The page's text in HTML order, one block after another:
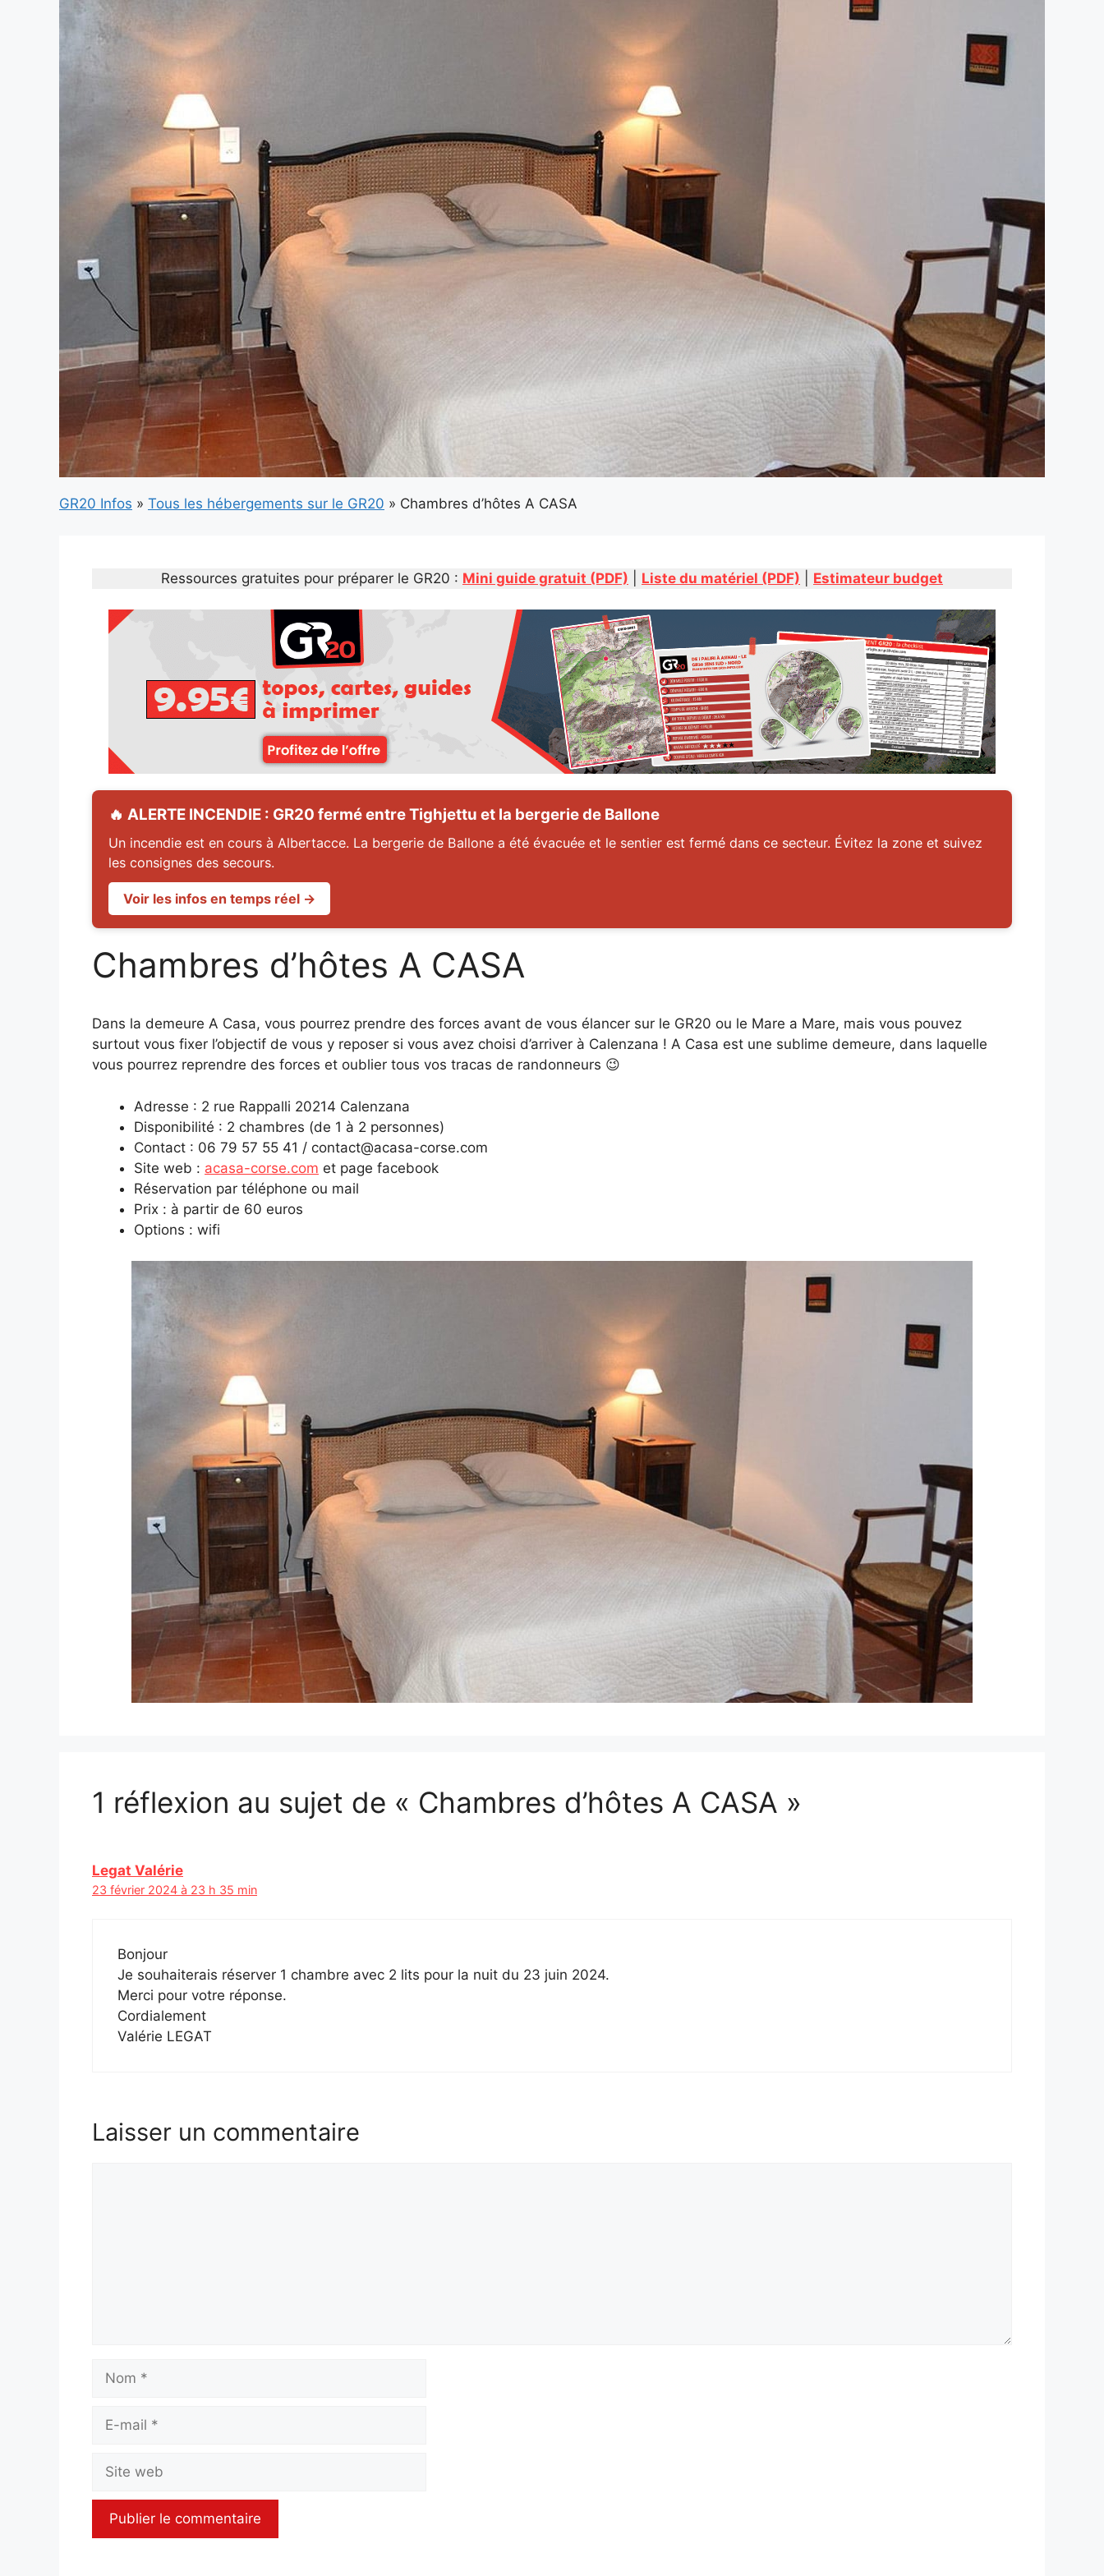
GR20 Infos » Tous les hébergements sur le GR20 » Chambres d’hôtes A CASA
Ressources gratuites pour préparer le GR20 : Mini guide gratuit (PDF) Liste du matériel (PDF) Estimateur budget
🔥 ALERTE INCENDIE : GR20 fermé entre Tighjettu et la bergerie de Ballone
Un incendie est en cours à Albertacce. La bergerie de Ballone a été évacuée et le sentier est fermé dans ce secteur. Évitez la zone et suivez
les consignes des secours.
Voir les infos en temps réel →
Chambres d’hôtes A CASA
Dans la demeure A Casa, vous pourrez prendre des forces avant de vous élancer sur le GR20 ou le Mare a Mare, mais vous pouvez
surtout vous fixer l’objectif de vous y reposer si vous avez choisi d’arriver à Calenzana ! A Casa est une sublime demeure, dans laquelle
vous pourrez reprendre des forces et oublier tous vos tracas de randonneurs 😉
Adresse : 2 rue Rappalli 20214 Calenzana
Disponibilité : 2 chambres (de 1 à 2 personnes)
Contact : 06 79 57 55 41 / contact@acasa-corse.com
Site web : acasa-corse.com et page facebook
Réservation par téléphone ou mail
Prix : à partir de 60 euros
Options : wifi
1 réflexion au sujet de « Chambres d’hôtes A CASA »
Legat Valérie
23 février 2024 à 23 h 35 min
Bonjour
Je souhaiterais réserver 1 chambre avec 2 lits pour la nuit du 23 juin 2024.
Merci pour votre réponse.
Cordialement
Valérie LEGAT
Laisser un commentaire
mail
web